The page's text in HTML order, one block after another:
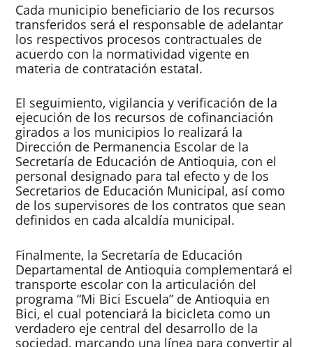
Cada municipio beneficiario de los recursos
transferidos será el responsable de adelantar
los respectivos procesos contractuales de
acuerdo con la normatividad vigente en
materia de contratación estatal.
El seguimiento, vigilancia y verificación de la
ejecución de los recursos de cofinanciación
girados a los municipios lo realizará la
Dirección de Permanencia Escolar de la
Secretaría de Educación de Antioquia, con el
personal designado para tal efecto y de los
Secretarios de Educación Municipal, así como
de los supervisores de los contratos que sean
definidos en cada alcaldía municipal.
Finalmente, la Secretaría de Educación
Departamental de Antioquia complementará el
transporte escolar con la articulación del
programa “Mi Bici Escuela” de Antioquia en
Bici, el cual potenciará la bicicleta como un
verdadero eje central del desarrollo de la
sociedad, marcando una línea para convertir al